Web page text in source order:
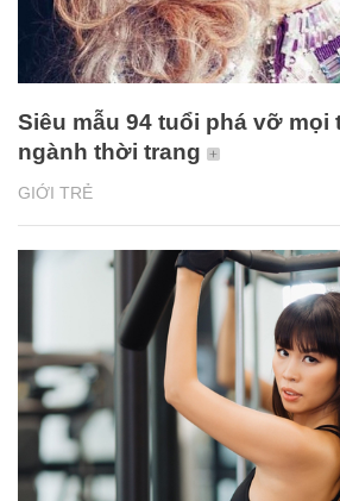
GIỚI TRẺ
Siêu mẫu 94 tuổi phá vỡ mọi
ngành thời trang